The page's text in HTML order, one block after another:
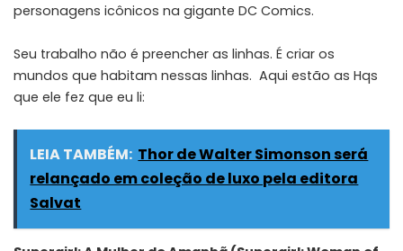
personagens icônicos na gigante DC Comics.
Seu trabalho não é preencher as linhas. É criar os
mundos que habitam nessas linhas. Aqui estão as Hqs
que ele fez que eu li:
LEIA TAMBÉM: Thor de Walter Simonson será
relançado em coleção de luxo pela editora
Salvat